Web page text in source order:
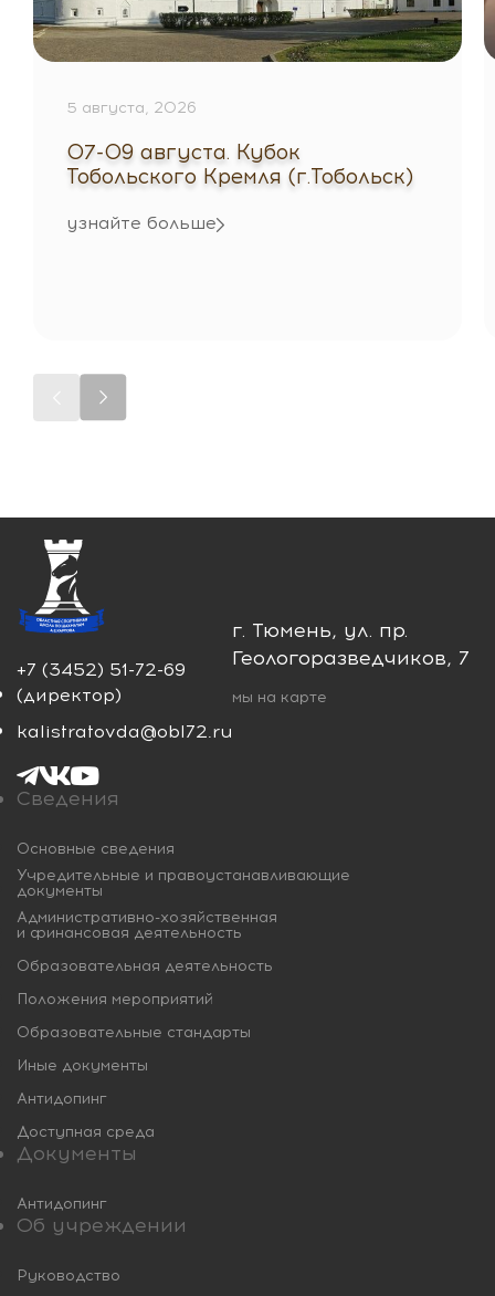
5 августа, 2026
07-09 августа. Кубок
Тобольского Кремля (г.Тобольск)
узнайте больше
+7 (3452) 51-72-69
(директор)
kalistratovda@obl72.ru
г. Тюмень, ул. пр.
Геологоразведчиков, 7
мы на карте
Сведения
Основные сведения
Учредительные и правоустанавливающие
документы
Административно-хозяйственная
и финансовая деятельность
Образовательная деятельность
Положения мероприятий
Образовательные стандарты
Иные документы
Антидопинг
Доступная среда
Документы
Антидопинг
Об учреждении
Руководство